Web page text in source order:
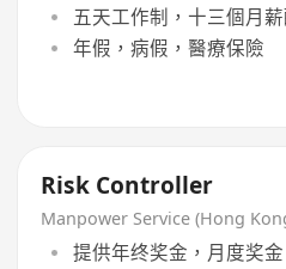
五天工作制，十三個月
年假，病假，醫療保險
Risk Controller
Manpower Service (Hong
提供年终奖金，月度奖金